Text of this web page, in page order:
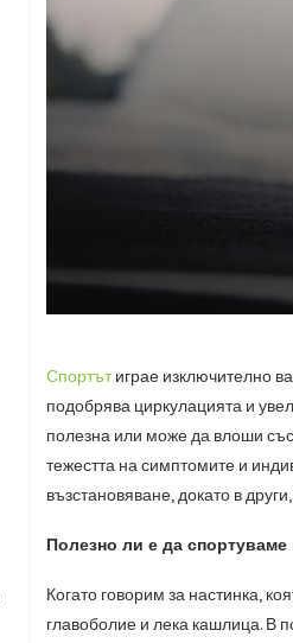
Спортътиграе изключително
подобрява циркулацията и
полезна или може да влоши
тежестта на симптомите и
възстановяване, докато в
Полезно ли е да
Когато говорим за настинка,
главоболие и лека кашлица. В